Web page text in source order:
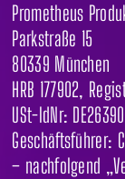
Prometheus
Parkstraße 15
80339 München
HRB 177902,
USt-IdNr:
Geschäftsführer:
– nachfolgend